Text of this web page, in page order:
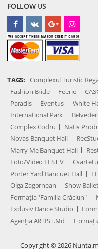
FOLLOW US
TAGS: Complexul Turistic
Fashion Bride
Feerie
Paradis
Eventus White
International Park
Complex Codru
Nativ
Novas Banquet Hall
Marry Me Banquet Hall
Foto/Video FESTIV
Porter Yard Banquet Hall
Olga Zagornean
Show
Formația "Familia Crăciun"
Exclusiv Dance Studio
Agenţia ARTIST.md
Copyright © 2026